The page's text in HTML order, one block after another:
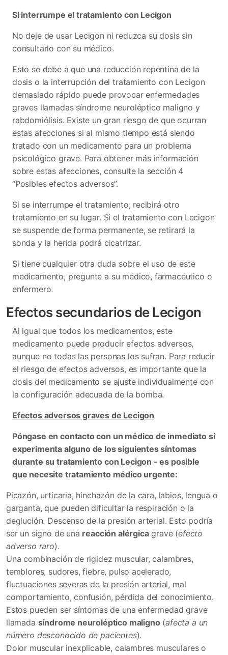
Si interrumpe el tratamiento con Lecigon
No deje de usar Lecigon ni reduzca su dosis sin
consultarlo con su médico.
Esto se debe a que una reducción repentina de la
dosis o la interrupción del tratamiento con Lecigon
demasiado rápido puede provocar enfermedades
graves llamadas síndrome neuroléptico maligno y
rabdomiólisis. Existe un gran riesgo de que ocurran
estas afecciones si al mismo tiempo está siendo
tratado con un medicamento para un problema
psicológico grave. Para obtener más información
sobre estas afecciones, consulte la sección 4
“Posibles efectos adversos”.
Si se interrumpe el tratamiento, recibirá otro
tratamiento en su lugar. Si el tratamiento con Lecigon
se suspende de forma permanente, se retirará la
sonda y la herida podrá cicatrizar.
Si tiene cualquier otra duda sobre el uso de este
medicamento, pregunte a su médico, farmacéutico o
enfermero.
Efectos secundarios de Lecigon
Al igual que todos los medicamentos, este
medicamento puede producir efectos adversos,
aunque no todas las personas los sufran. Para reducir
el riesgo de efectos adversos, es importante que la
dosis del medicamento se ajuste individualmente con
la configuración adecuada de la bomba.
Efectos adversos graves de Lecigon
Póngase en contacto con un médico de inmediato si
experimenta alguno de los siguientes síntomas
durante su tratamiento con Lecigon - es posible
que necesite tratamiento médico urgente:
Picazón, urticaria, hinchazón de la cara, labios, lengua o
garganta, que pueden dificultar la respiración o la
deglución. Descenso de la presión arterial. Esto podría
ser un signo de una reacción alérgicagrave (efecto
adverso raro).
Una combinación de rigidez muscular, calambres,
temblores, sudores, fiebre, pulso acelerado,
fluctuaciones severas de la presión arterial, mal
comportamiento, confusión, pérdida del conocimiento.
Estos pueden ser síntomas de una enfermedad grave
llamada síndrome neuroléptico maligno (afecta a un
número desconocido de pacientes).
Dolor muscular inexplicable, calambres musculares o